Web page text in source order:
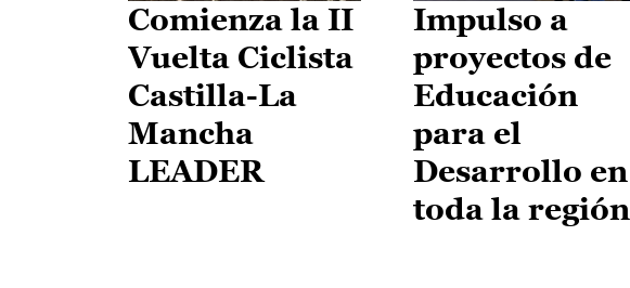
Comienza la II
Vuelta Ciclista
Castilla-La
Mancha
LEADER
Impulso a
proyectos de
Educación
para el
Desarrollo en
toda la región